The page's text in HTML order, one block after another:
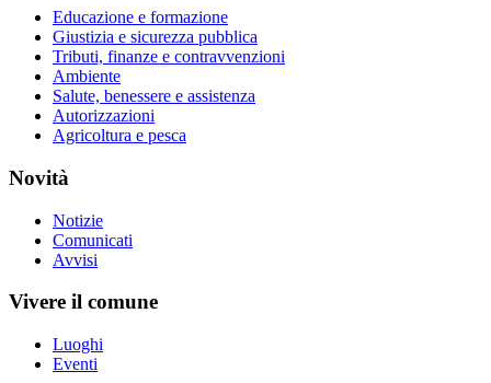
Educazione e formazione
Giustizia e sicurezza pubblica
Tributi, finanze e contravvenzioni
Ambiente
Salute, benessere e assistenza
Autorizzazioni
Agricoltura e pesca
Novità
Notizie
Comunicati
Avvisi
Vivere il comune
Luoghi
Eventi